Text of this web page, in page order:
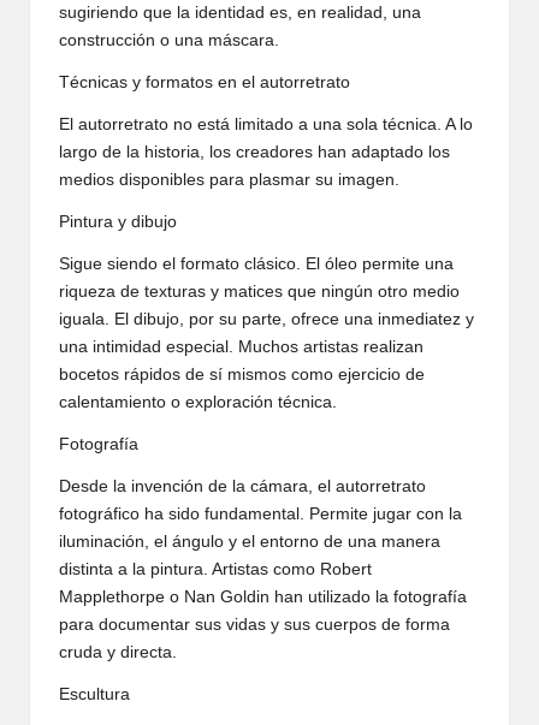
sugiriendo que la identidad es, en realidad, una
construcción o una máscara.
Técnicas y formatos en el autorretrato
El autorretrato no está limitado a una sola técnica. A lo
largo de la historia, los creadores han adaptado los
medios disponibles para plasmar su imagen.
Pintura y dibujo
Sigue siendo el formato clásico. El óleo permite una
riqueza de texturas y matices que ningún otro medio
iguala. El dibujo, por su parte, ofrece una inmediatez y
una intimidad especial. Muchos artistas realizan
bocetos rápidos de sí mismos como ejercicio de
calentamiento o exploración técnica.
Fotografía
Desde la invención de la cámara, el autorretrato
fotográfico ha sido fundamental. Permite jugar con la
iluminación, el ángulo y el entorno de una manera
distinta a la pintura. Artistas como Robert
Mapplethorpe o Nan Goldin han utilizado la fotografía
para documentar sus vidas y sus cuerpos de forma
cruda y directa.
Escultura